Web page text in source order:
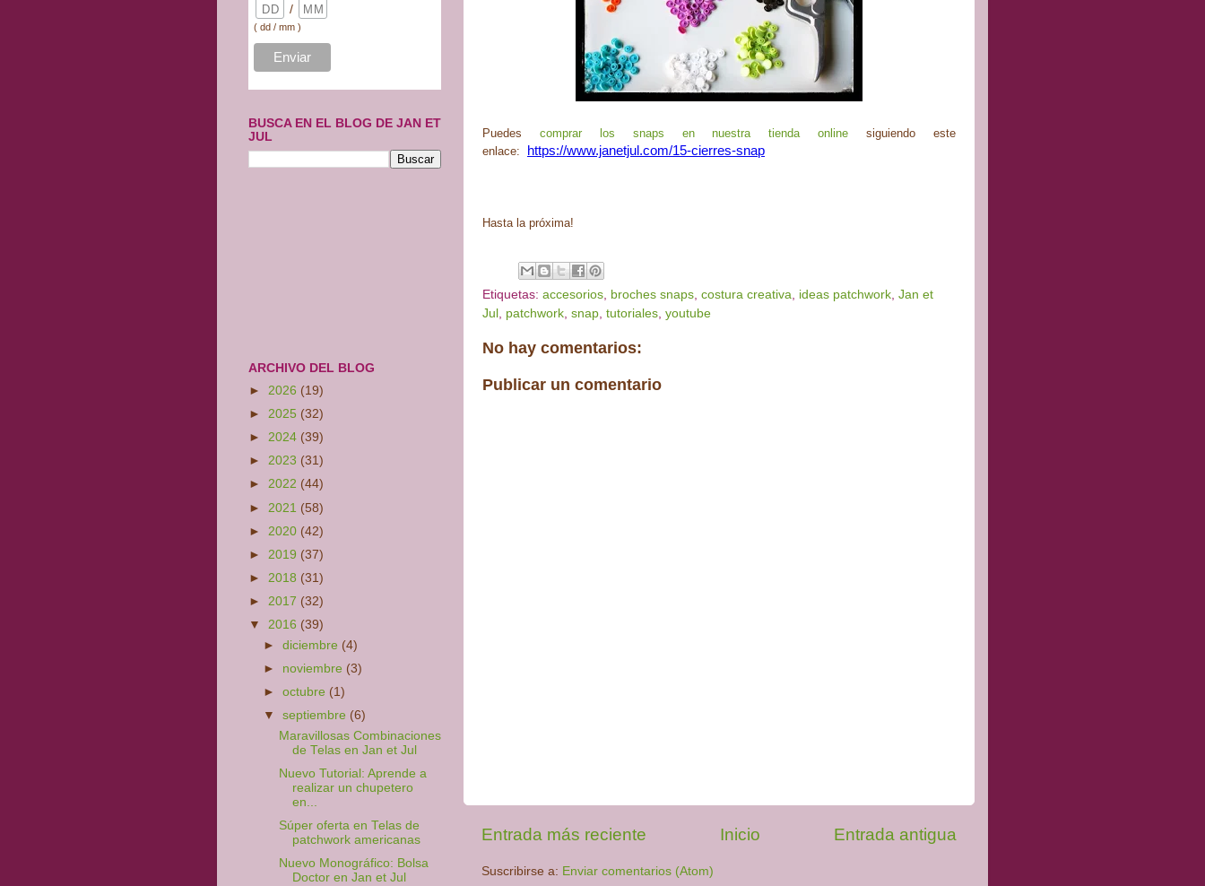
Puedes comprar los snaps en nuestra tienda online siguiendo este
enlace:
https://www.janetjul.com/15-cierres-snap
Hasta la próxima!
Etiquetas: accesorios broches snaps costura creativa ideas patchwork Jan et
Jul patchwork snap tutoriales youtube
No hay comentarios:
Publicar un comentario
Entrada más reciente Entrada antigua
Inicio
Suscribirse a: Enviar comentarios (Atom)
/
( dd / mm )
BUSCA EN EL BLOG DE JAN ET
JUL
ARCHIVO DEL BLOG
► 2026 (19)
► 2025 (32)
► 2024 (39)
► 2023 (31)
► 2022 (44)
► 2021 (58)
► 2020 (42)
► 2019 (37)
► 2018 (31)
► 2017 (32)
▼ 2016 (39)
►diciembre (4)
► noviembre (3)
►octubre (1)
▼septiembre (6)
Maravillosas Combinaciones
de Telas en Jan et Jul
Nuevo Tutorial: Aprende a
realizar un chupetero
en...
Súper oferta en Telas de
patchwork americanas
Nuevo Monográfico: Bolsa
Doctor en Jan et Jul